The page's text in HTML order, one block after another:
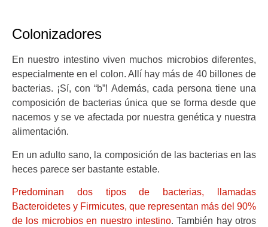
Colonizadores
En nuestro intestino viven muchos microbios diferentes,
especialmente en el colon. Allí hay más de 40 billones de
bacterias. ¡Sí, con “b”! Además, cada persona tiene una
composición de bacterias única que se forma desde que
nacemos y se ve afectada por nuestra genética y nuestra
alimentación.
En un adulto sano, la composición de las bacterias en las
heces parece ser bastante estable.
Predominan dos tipos de bacterias, llamadas
Bacteroidetes y Firmicutes, que representan más del 90%
de los microbios en nuestro intestino. También hay otros